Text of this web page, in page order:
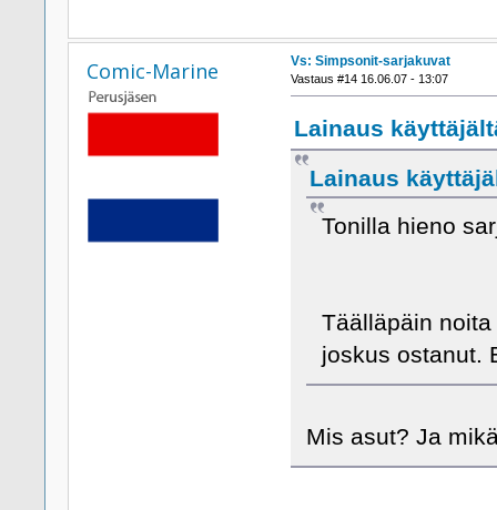
Comic-Marine Vs: Simpsonit-sarjakuvat
Vastaus #14 16.06.07 - 13:07
Lainaus
Lainaus
Tonilla hieno
Täälläpäin
joskus ostanut.
Mis asut? Ja